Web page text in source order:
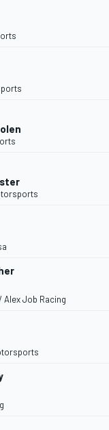
Alex Job Racing